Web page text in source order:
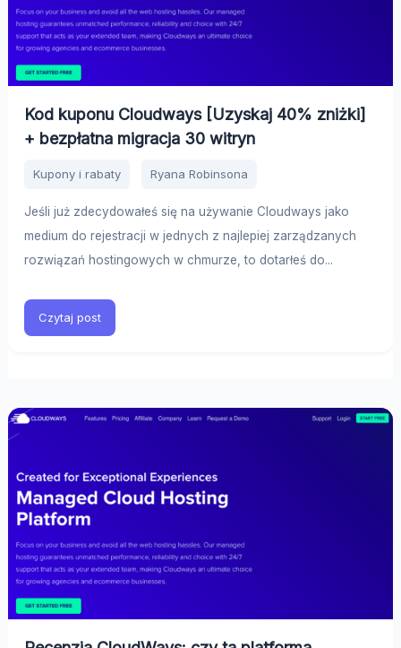
Kod kuponu Cloudways [Uzyskaj 40% zniżki]
+ bezpłatna migracja 30 witryn
Kupony i rabaty Ryana Robinsona
Jeśli już zdecydowałeś się na używanie Cloudways jako
medium do rejestracji w jednych z najlepiej zarządzanych
rozwiązań hostingowych w chmurze, to dotarłeś do...
Czytaj post